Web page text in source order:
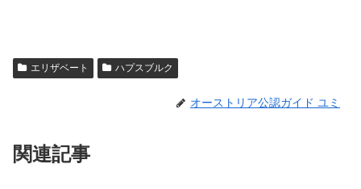
エリザベート ハプスブルク
オーストリア公認ガイド ユミ
関連記事